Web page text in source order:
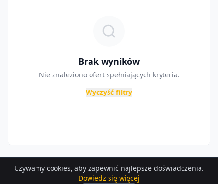
Brak wyników
Nie znaleziono ofert spełniających kryteria.
Wyczyść filtry
Używamy cookies, aby zapewnić najlepsze doświadczenia.
Dowiedz się więcej